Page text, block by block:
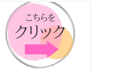
2022/11/17